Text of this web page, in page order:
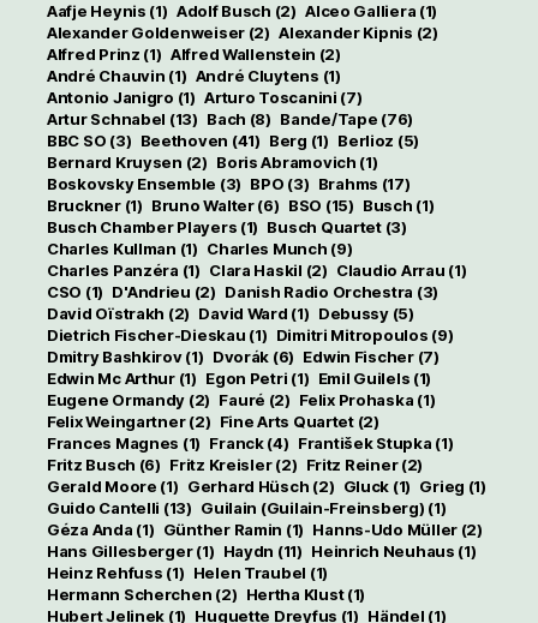
Aafje Heynis (1) Adolf Busch (2) Alceo Galliera (1)
Alexander Goldenweiser (2) Alexander Kipnis (2)
Alfred Prinz (1) Alfred Wallenstein (2)
André Chauvin (1) André Cluytens (1)
Antonio Janigro (1) Arturo Toscanini (7)
Artur Schnabel (13) Bach (8) Bande/Tape (76)
BBC SO (3) Beethoven (41) Berg (1) Berlioz (5)
Bernard Kruysen (2) Boris Abramovich (1)
Boskovsky Ensemble (3) BPO (3) Brahms (17)
Bruckner(1) Bruno Walter(6) BSO (15) Busch (1)
Busch Chamber Players (1) Busch Quartet(3)
Charles Kullman (1) Charles Munch (9)
Charles Panzéra (1) Clara Haskil (2) Claudio Arrau (1)
CSO (1) D'Andrieu (2) Danish Radio Orchestra (3)
David Oïstrakh (2) David Ward (1) Debussy(5)
Dietrich Fischer-Dieskau (1) Dimitri Mitropoulos (9)
Dmitry Bashkirov(1) Dvorák (6) Edwin Fischer(7)
Edwin Mc Arthur(1) Egon Petri (1) Emil Guilels (1)
Eugene Ormandy (2) Fauré (2) Felix Prohaska (1)
Felix Weingartner(2) Fine Arts Quartet(2)
Frances Magnes (1) Franck(4) František Stupka (1)
Fritz Busch (6) Fritz Kreisler(2) Fritz Reiner(2)
Gerald Moore (1) Gerhard Hüsch (2) Gluck (1) Grieg (1)
Guido Cantelli (13) Guilain (Guilain-Freinsberg) (1)
Géza Anda (1) Günther Ramin (1) Hanns-Udo Müller (2)
Hans Gillesberger(1) Haydn (11) Heinrich Neuhaus (1)
Heinz Rehfuss (1) Helen Traubel (1)
Hermann Scherchen (2) Hertha Klust(1)
Hubert Jelinek (1) Huguette Dreyfus (1) Händel (1)